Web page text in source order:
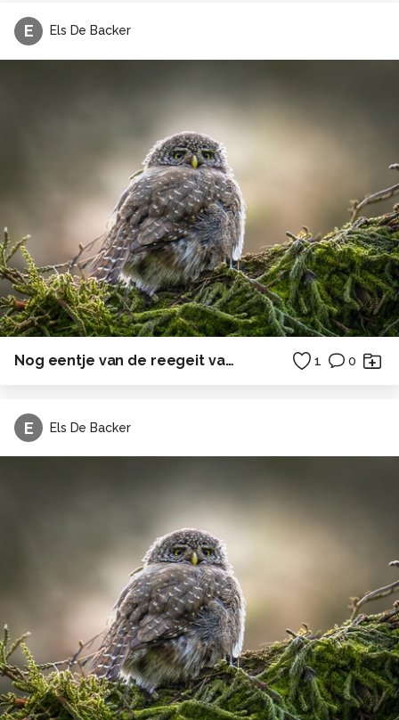
E Els De Backer
Nog eentje van de reegeit van vanmorgen... 1 0
E Els De Backer